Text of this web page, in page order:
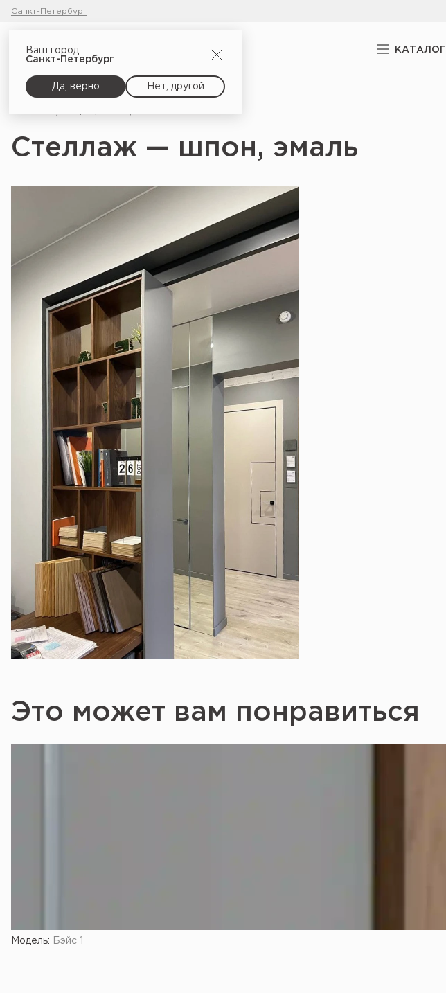
Санкт-Петербург
КАТАЛОГ
Ваш город:
Санкт-Петербург
Да, верно Нет, другой
Стеллаж — шпон, эмаль
Это может вам понравиться
Модель: Бэйс 1